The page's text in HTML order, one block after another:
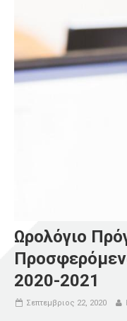
Ωρολόγιο
2020-2021
Σεπτεμβριος 22, 2020